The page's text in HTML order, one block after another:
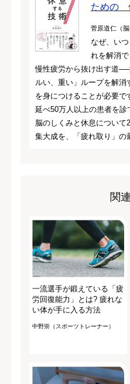
ための
菅原道仁（脳
なぜ、い
れを解消
慢性疲労から抜け出す道
ルい、重い」ループを解消
を身につけることが必要で
延べ50万人以上の患者を診
脳のしくみと休息について
集大成を、「疲れ取り」の
関
一流選手が鍛えている「疲
労回復能力」とは? 疲れな
い体が手に入る方法
中野崇（スポーツトレーナー）